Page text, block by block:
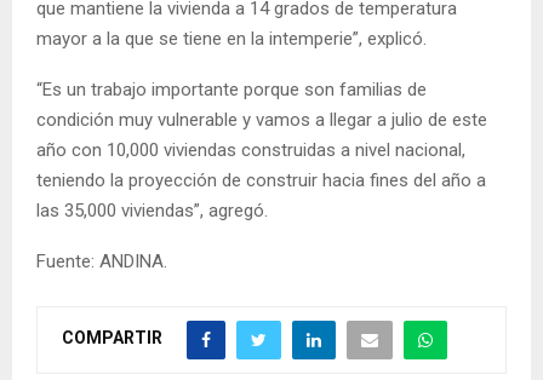
que mantiene la vivienda a 14 grados de temperatura
mayor a la que se tiene en la intemperie”, explicó.
“Es un trabajo importante porque son familias de
condición muy vulnerable y vamos a llegar a julio de este
año con 10,000 viviendas construidas a nivel nacional,
teniendo la proyección de construir hacia fines del año a
las 35,000 viviendas”, agregó.
Fuente: ANDINA.
COMPARTIR